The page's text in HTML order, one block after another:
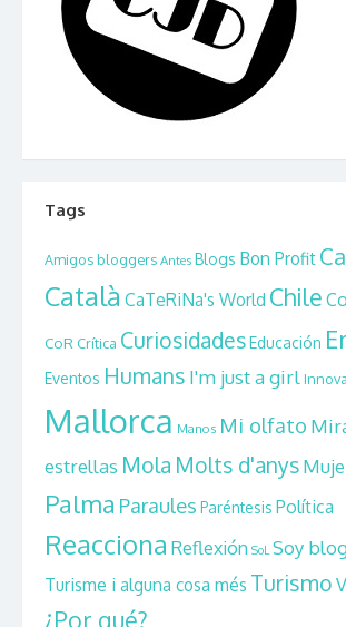
Tags
Amigos bloggers Antes Blogs Bon Profit
Català CaTeRiNa's World Chile
CoR Crítica CuriosidadesEducación
Eventos Humans I'm just a girl
Mallorca Manos Mi olfato
estrellas Mola Molts d'anys
Palma Paraules Paréntesis Política
Reacciona Reflexión SoL Soy
Turisme i alguna cosa més Turismo
¿Por qué?